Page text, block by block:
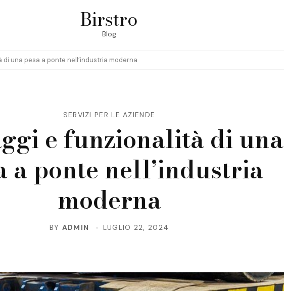
Birstro
Blog
una pesa a ponte nell’industria moderna
SERVIZI PER LE AZIENDE
e funzionalità di una
a ponte nell’industria
moderna
BY ADMIN LUGLIO 22, 2024